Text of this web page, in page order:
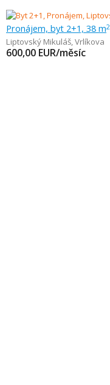
Pronájem, byt 2+1, 38 m2
Liptovský Mikuláš,Vrlíkova
600,00 EUR/měsíc